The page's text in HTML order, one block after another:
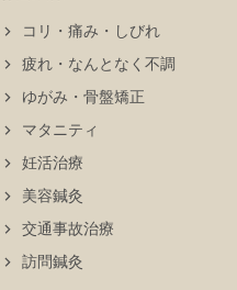
コリ・痛み・しびれ
疲れ・なんとなく不調
ゆがみ・骨盤矯正
マタニティ
妊活治療
美容鍼灸
交通事故治療
訪問鍼灸